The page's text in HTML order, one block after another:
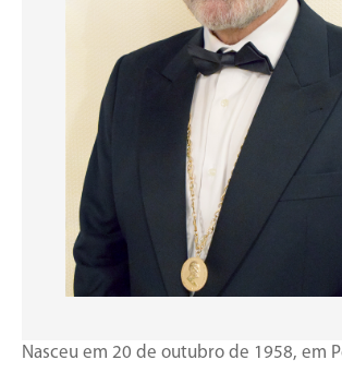
Nasceu em 20 de outubro de 1958, em